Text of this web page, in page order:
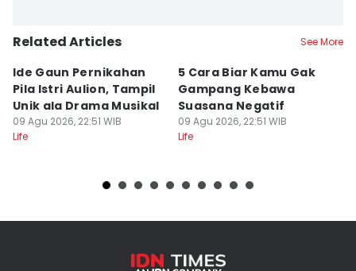
Related Articles See More
Ide Gaun Pernikahan
Pila Istri Aulion, Tampil
Unik ala Drama Musikal
09 Agu 2026, 22:51 WIB
Life
5 Cara Biar Kamu Gak
Gampang Kebawa
Suasana Negatif
09 Agu 2026, 22:51 WIB
Life